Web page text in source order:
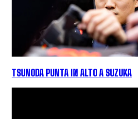
TSUNODA PUNTA IN ALTO A SUZUKA